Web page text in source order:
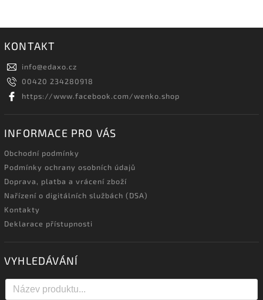
KONTAKT
info@edaxo.cz
00420 234280918
https://www.facebook.com/wenko.shop
INFORMACE PRO VÁS
Obchodní podmínky
Podmínky ochrany osobních údajů
Doprava, platba a vrácení zboží
Nařízení o digitálních službách (DSA)
Kontakty
Deklarace přístupnosti
VYHLEDÁVÁNÍ